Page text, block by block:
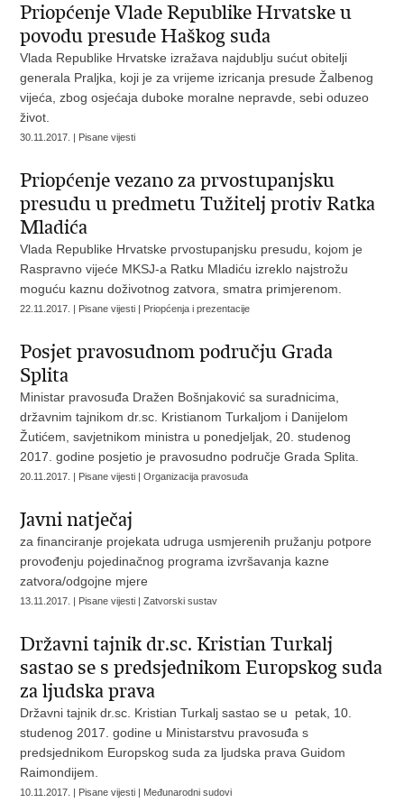
Priopćenje Vlade Republike Hrvatske u
povodu presude Haškog suda
Vlada Republike Hrvatske izražava najdublju sućut obitelji
generala Praljka, koji je za vrijeme izricanja presude Žalbenog
vijeća, zbog osjećaja duboke moralne nepravde, sebi oduzeo
život.
30.11.2017. | Pisane vijesti
Priopćenje vezano za prvostupanjsku
presudu u predmetu Tužitelj protiv Ratka
Mladića
Vlada Republike Hrvatske prvostupanjsku presudu, kojom je
Raspravno vijeće MKSJ-a Ratku Mladiću izreklo najstrožu
moguću kaznu doživotnog zatvora, smatra primjerenom.
22.11.2017. | Pisane vijesti | Priopćenja i prezentacije
Posjet pravosudnom području Grada
Splita
Ministar pravosuđa Dražen Bošnjaković sa suradnicima,
državnim tajnikom dr.sc. Kristianom Turkaljom i Danijelom
Žutićem, savjetnikom ministra u ponedjeljak, 20. studenog
2017. godine posjetio je pravosudno područje Grada Splita.
20.11.2017. | Pisane vijesti | Organizacija pravosuđa
Javni natječaj
za financiranje projekata udruga usmjerenih pružanju potpore
provođenju pojedinačnog programa izvršavanja kazne
zatvora/odgojne mjere
13.11.2017. | Pisane vijesti | Zatvorski sustav
Državni tajnik dr.sc. Kristian Turkalj
sastao se s predsjednikom Europskog suda
za ljudska prava
Državni tajnik dr.sc. Kristian Turkalj sastao se u petak, 10.
studenog 2017. godine u Ministarstvu pravosuđa s
predsjednikom Europskog suda za ljudska prava Guidom
Raimondijem.
10.11.2017. | Pisane vijesti | Međunarodni sudovi